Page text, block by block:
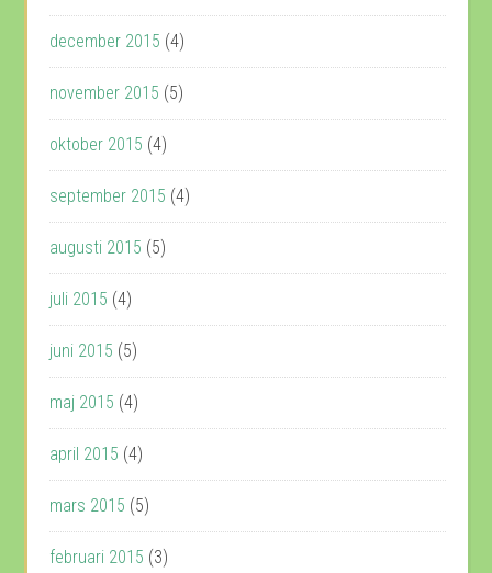
december 2015 (4)
november 2015 (5)
oktober 2015 (4)
september 2015 (4)
augusti 2015 (5)
juli 2015 (4)
juni 2015 (5)
maj 2015 (4)
april 2015 (4)
mars 2015 (5)
februari 2015 (3)